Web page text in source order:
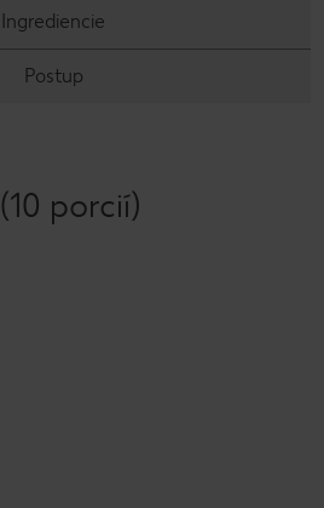
Ingrediencie
Postup
(10 porcií)